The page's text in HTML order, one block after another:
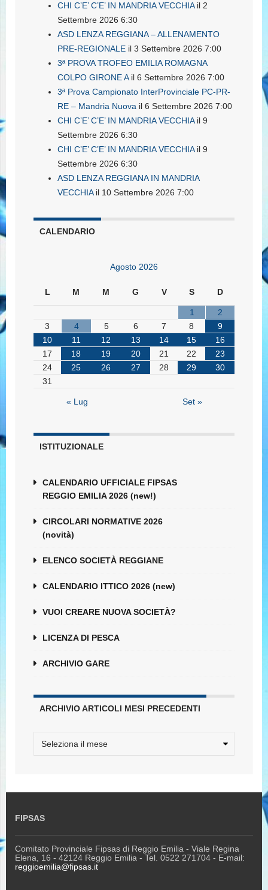
CHI C’E’ C’E’ IN MANDRIA VECCHIAil 2
Settembre 2026 6:30
ASD LENZA REGGIANA – ALLENAMENTO
PRE-REGIONALE il 3 Settembre 2026 7:00
3ª PROVA TROFEO EMILIA ROMAGNA
COLPO GIRONE Ail 6 Settembre 2026 7:00
3ª Prova Campionato InterProvinciale PC-PR-
RE – Mandria Nuova il 6 Settembre 2026 7:00
CHI C’E’ C’E’ IN MANDRIA VECCHIAil 9
Settembre 2026 6:30
CHI C’E’ C’E’ IN MANDRIA VECCHIAil 9
Settembre 2026 6:30
ASD LENZA REGGIANA IN MANDRIA
VECCHIAil 10 Settembre 2026 7:00
CALENDARIO
Agosto 2026
L M M G V S D
1
2
3
4 5 6 7 8
9
10
11 12 13 14 15
16
17
18 19 20 21 22
23
24
25 26 27 28 29
30
31
« Lug Set »
ISTITUZIONALE
CALENDARIO UFFICIALE FIPSAS
REGGIO EMILIA 2026 (new!)
CIRCOLARI NORMATIVE 2026
(novità)
ELENCO SOCIETÀ REGGIANE
CALENDARIO ITTICO 2026 (new)
VUOI CREARE NUOVA SOCIETÀ?
LICENZA DI PESCA
ARCHIVIO GARE
ARCHIVIO ARTICOLI MESI PRECEDENTI
FIPSAS
Comitato Provinciale Fipsas di Reggio Emilia - Viale Regina
Elena, 16 - 42124 Reggio Emilia - Tel. 0522 271704 - E-mail:
reggioemilia@fipsas.it